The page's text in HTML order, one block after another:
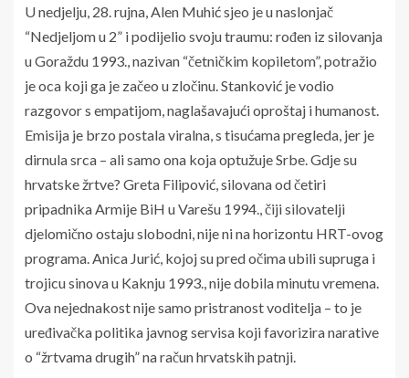
U nedjelju, 28. rujna, Alen Muhić sjeo je u naslonjač
“Nedjeljom u 2” i podijelio svoju traumu: rođen iz silovanja
u Goraždu 1993., nazivan “četničkim kopiletom”, potražio
je oca koji ga je začeo u zločinu. Stanković je vodio
razgovor s empatijom, naglašavajući oproštaj i humanost.
Emisija je brzo postala viralna, s tisućama pregleda, jer je
dirnula srca – ali samo ona koja optužuje Srbe. Gdje su
hrvatske žrtve? Greta Filipović, silovana od četiri
pripadnika Armije BiH u Varešu 1994., čiji silovatelji
djelomično ostaju slobodni, nije ni na horizontu HRT-ovog
programa. Anica Jurić, kojoj su pred očima ubili supruga i
trojicu sinova u Kaknju 1993., nije dobila minutu vremena.
Ova nejednakost nije samo pristranost voditelja – to je
uređivačka politika javnog servisa koji favorizira narative
o “žrtvama drugih” na račun hrvatskih patnji.